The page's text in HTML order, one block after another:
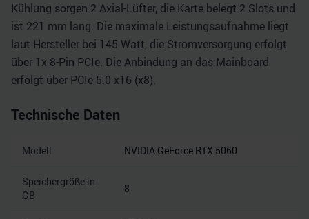
Kühlung sorgen 2 Axial-Lüfter, die Karte belegt 2 Slots und
ist 221 mm lang. Die maximale Leistungsaufnahme liegt
laut Hersteller bei 145 Watt, die Stromversorgung erfolgt
über 1x 8-Pin PCIe. Die Anbindung an das Mainboard
erfolgt über PCIe 5.0 x16 (x8).
Technische Daten
Modell NVIDIA GeForce RTX 5060
Speichergröße in
GB
8